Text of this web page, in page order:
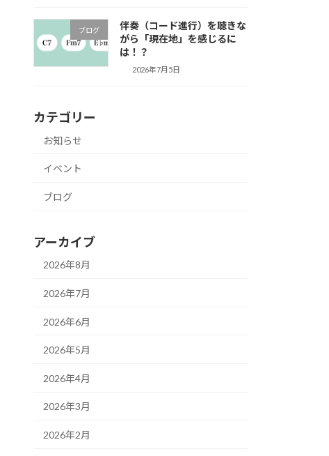
ブログ
伴奏（コード進行）を聴きな
がら「現在地」を感じるに
は！？
2026年7月5日
カテゴリー
お知らせ
イベント
ブログ
アーカイブ
2026年8月
2026年7月
2026年6月
2026年5月
2026年4月
2026年3月
2026年2月